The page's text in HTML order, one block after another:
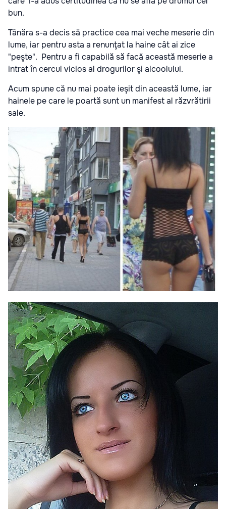
bun.
Tânăra s-a decis să practice cea mai veche meserie din
lume, iar pentru asta a renunţat la haine cât ai zice
"peşte". Pentru a fi capabilă să facă această meserie a
intrat în cercul vicios al drogurilor şi alcoolului.
Acum spune că nu mai poate ieşit din această lume, iar
hainele pe care le poartă sunt un manifest al răzvrătirii
sale.